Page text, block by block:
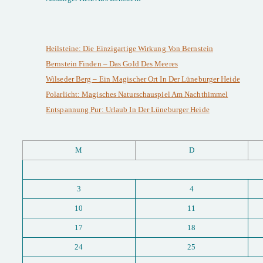
Heilsteine: Die Einzigartige Wirkung Von Bernstein
Bernstein Finden – Das Gold Des Meeres
Wilseder Berg – Ein Magischer Ort In Der Lüneburger Heide
Polarlicht: Magisches Naturschauspiel Am Nachthimmel
Entspannung Pur: Urlaub In Der Lüneburger Heide
M D
3 4
10 11
17 18
24 25